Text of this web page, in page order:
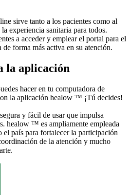
sirve tanto a los pacientes como al
experiencia sanitaria para todos.
a acceder y emplear el portal para el
forma más activa en su atención.
la aplicación
hacer en tu computadora de
la aplicación healow ™ ¡Tú decides!
y fácil de usar que impulsa
healow ™ es ampliamente empleada
el país para fortalecer la participación
de la atención y mucho